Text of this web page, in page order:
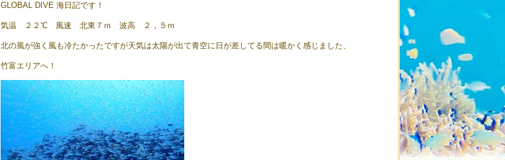
GLOBAL DIVE 海日記です！
気温 ２２℃ 風速 北東７ｍ 波高 ２，５ｍ
北の風が強く風も冷たかったですが天気は太陽が出て青空に日が差してる間は暖かく感じました、
竹富エリアへ！